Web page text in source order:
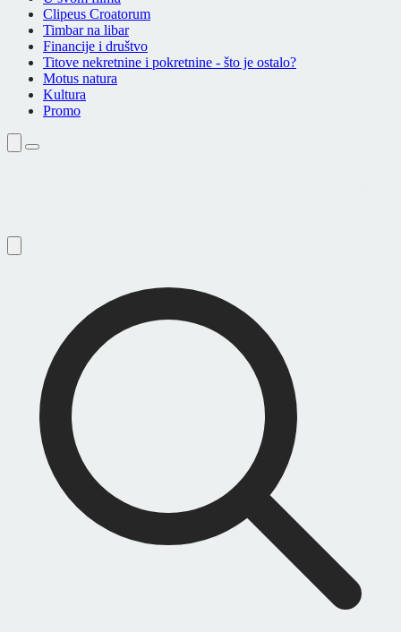
Clipeus Croatorum
Timbar na libar
Financije i društvo
Titove nekretnine i pokretnine - što je ostalo?
Motus natura
Kultura
Promo